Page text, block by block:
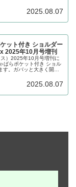
クに付けて、ハイキング
ビューします。2025.08.07
ット付き ショルダー
2025年10月号増刊
）2025年10月号増刊に
ばらポケット付き ショル
。ガバッと大きく開く
の高い小物を収納するの
2025.08.07